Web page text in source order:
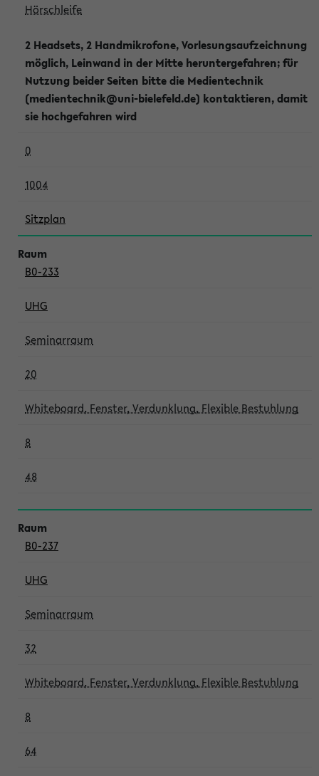
Hörschleife
2 Headsets, 2 Handmikrofone, Vorlesungsaufzeichnung
möglich, Leinwand in der Mitte heruntergefahren; für
Nutzung beider Seiten bitte die Medientechnik
(medientechnik@uni-bielefeld.de) kontaktieren, damit
sie hochgefahren wird
0
1004
Sitzplan
B0-233
UHG
Seminarraum
20
Whiteboard, Fenster, Verdunklung, Flexible Bestuhlung
8
48
B0-237
UHG
Seminarraum
32
Whiteboard, Fenster, Verdunklung, Flexible Bestuhlung
8
64